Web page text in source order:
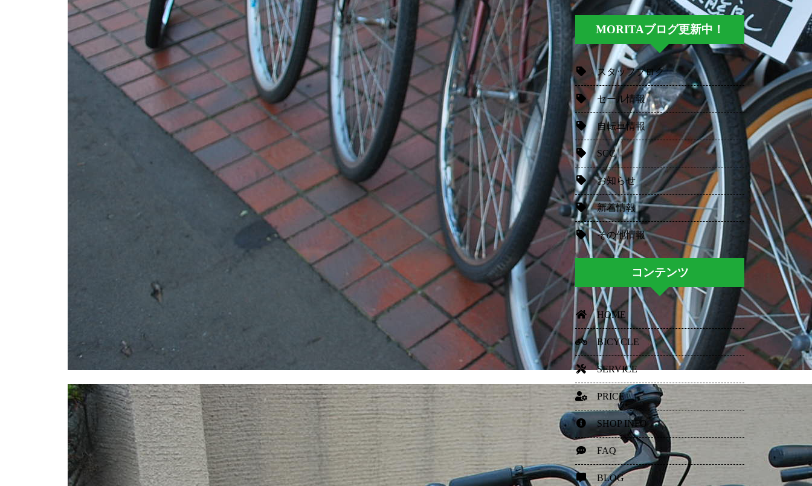
MORITAブログ更新中！
スタッフブログ
セール情報
自転車情報
SCC
お知らせ
新着情報
その他情報
コンテンツ
HOME
BICYCLE
SERVICE
PRICE
SHOP INFO
FAQ
BLOG